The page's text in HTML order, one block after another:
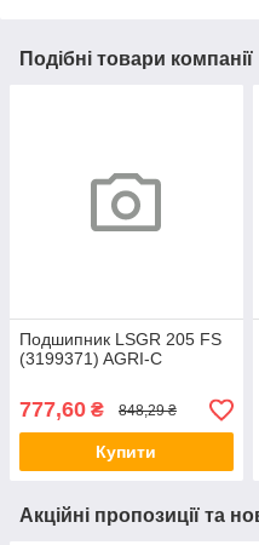
Подібні товари компанії
Подшипник LSGR 205 FS
(3199371) AGRI-C
777,60 ₴ 848,29 ₴
Купити
Акційні пропозиції та